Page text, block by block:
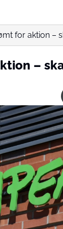
for aktion –
–